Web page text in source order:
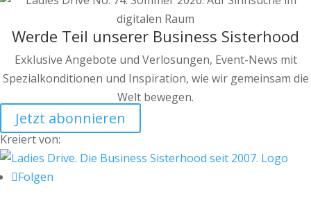
Werde Teil unserer Business Sisterhood
Exklusive Angebote und Verlosungen, Event-News mit
Spezialkonditionen und Inspiration, wie wir gemeinsam die
Welt bewegen.
Jetzt abonnieren
Kreiert von:
Folgen